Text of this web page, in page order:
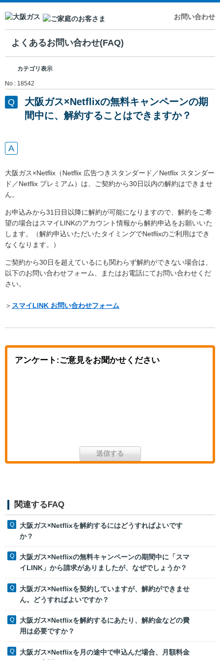
お問い合わせ
よくあるお問い合わせ(FAQ)
カテゴリ表示
No : 18542
大阪ガス×Netflixの無料キャンペーンの期
間中に、解約することはできますか？
大阪ガス×Netflix（Netflix 広告つきスタンダード／Netflix スタンダー
ド／Netflix プレミアム）は、ご契約から30日以内の解約はできませ
ん。
お申込みから31日目以降に解約が可能になりますので、解約をご希
望の場合はスマイLINKのアカウント情報から解約申込をお願いいた
します。（解約申込いただいたタイミングでNetflixのご利用はでき
なくなります。）
ご契約から30日を超えているにも関わらず解約ができない場合は、
以下のお問い合わせフォーム、またはお電話にてお問い合わせくだ
さい。
＞ スマイLINK お問い合わせフォーム
アンケート:ご意見をお聞かせください
関連するFAQ
大阪ガス×Netflixを解約するにはどうすればよいです
か？
大阪ガス×Netflixの無料キャンペーンの期間中に「スマ
イLINK」から請求がありましたが、なぜでしょうか？
大阪ガス×Netflixを契約していますが、解約ができませ
ん。どうすればよいですか？
大阪ガス×Netflixを解約するにあたり、解約金などの費
用は必要ですか？
大阪ガス×Netflixを月の途中で申込んだ場合、月額料金